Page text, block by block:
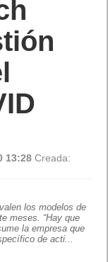
13:28 Creada:
los modelos de
meses. “Hay que
la empresa que
de acti...